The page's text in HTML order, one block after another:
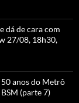
dá de cara com
27/08, 18h30,
anos do Metrô
(parte 7)